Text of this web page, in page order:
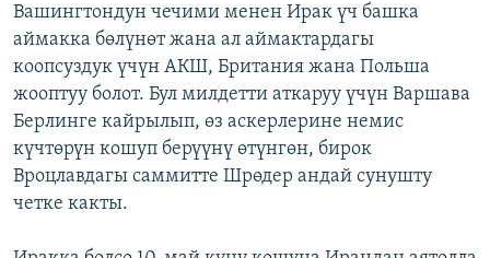
Вашингтондун чечими менен Ирак үч башка
аймакка бөлүнөт жана ал аймактардагы
коопсуздук үчүн АКШ, Британия жана Польша
жооптуу болот. Бул милдетти аткаруу үчүн Варшава
Берлинге кайрылып, өз аскерлерине немис
күчтөрүн кошуп берүүнү өтүнгөн, бирок
Вроцлавдагы саммитте Шрөдер андай сунушту
четке какты.